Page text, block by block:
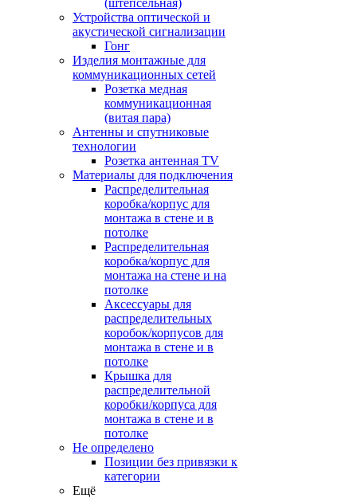
(штепсельная)
Устройства оптической и
акустической сигнализации
Гонг
Изделия монтажные для
коммуникационных сетей
Розетка медная
коммуникационная
(витая пара)
Антенны и спутниковые
технологии
Розетка антенная TV
Материалы для подключения
Распределительная
коробка/корпус для
монтажа в стене и в
потолке
Распределительная
коробка/корпус для
монтажа на стене и на
потолке
Аксессуары для
распределительных
коробок/корпусов для
монтажа в стене и в
потолке
Крышка для
распределительной
коробки/корпуса для
монтажа в стене и в
потолке
Не определено
Позиции без привязки к
категории
Ещё